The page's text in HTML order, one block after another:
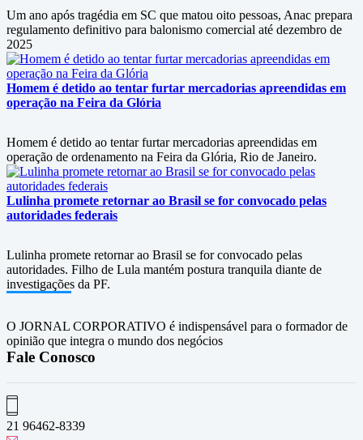
Um ano após tragédia em SC que matou oito pessoas, Anac prepara
regulamento definitivo para balonismo comercial até dezembro de
2025
Homem é detido ao tentar furtar mercadorias apreendidas em
operação na Feira da Glória
Homem é detido ao tentar furtar mercadorias apreendidas em
operação de ordenamento na Feira da Glória, Rio de Janeiro.
Lulinha promete retornar ao Brasil se for convocado pelas
autoridades federais
Lulinha promete retornar ao Brasil se for convocado pelas
autoridades. Filho de Lula mantém postura tranquila diante de
investigações da PF.
O JORNAL CORPORATIVO é indispensável para o formador de
opinião que integra o mundo dos negócios
Fale Conosco
21 96462-8339